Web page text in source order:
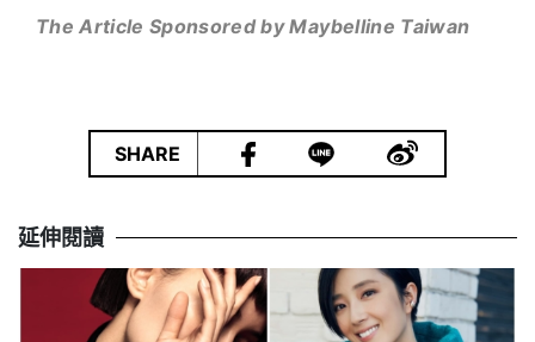
The Article Sponsored by Maybelline Taiwan
SHARE
延伸閱讀